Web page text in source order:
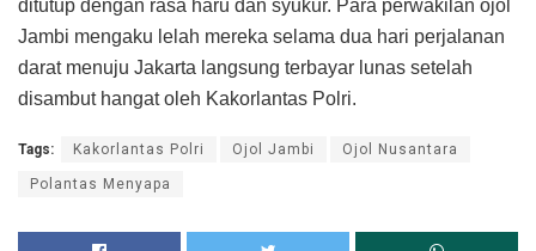
ditutup dengan rasa haru dan syukur. Para perwakilan ojol
Jambi mengaku lelah mereka selama dua hari perjalanan
darat menuju Jakarta langsung terbayar lunas setelah
disambut hangat oleh Kakorlantas Polri.
Tags: Kakorlantas Polri Ojol Jambi Ojol Nusantara
Polantas Menyapa